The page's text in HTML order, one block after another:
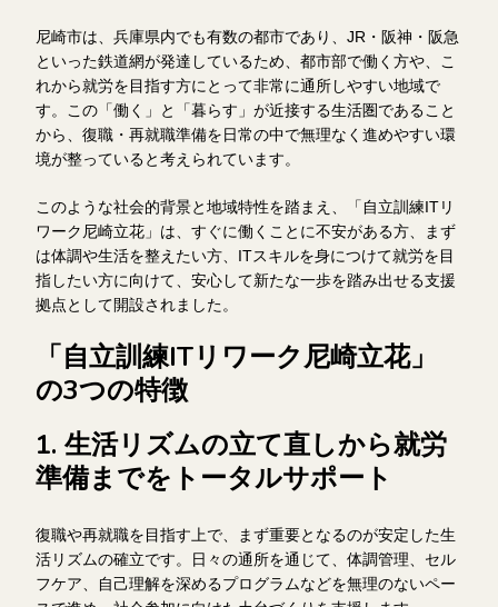
尼崎市は、兵庫県内でも有数の都市であり、JR・阪神・阪急
といった鉄道網が発達しているため、都市部で働く方や、こ
れから就労を目指す方にとって非常に通所しやすい地域で
す。この「働く」と「暮らす」が近接する生活圏であること
から、復職・再就職準備を日常の中で無理なく進めやすい環
境が整っていると考えられています。
このような社会的背景と地域特性を踏まえ、「自立訓練ITリ
ワーク尼崎立花」は、すぐに働くことに不安がある方、まず
は体調や生活を整えたい方、ITスキルを身につけて就労を目
指したい方に向けて、安心して新たな一歩を踏み出せる支援
拠点として開設されました。
「自立訓練ITリワーク尼崎立花」
の3つの特徴
1. 生活リズムの立て直しから就労
準備までをトータルサポート
復職や再就職を目指す上で、まず重要となるのが安定した生
活リズムの確立です。日々の通所を通じて、体調管理、セル
フケア、自己理解を深めるプログラムなどを無理のないペー